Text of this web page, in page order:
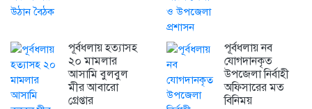
পূর্বধলায় হত্যাসহ
২০ মামলার
আসামি বুলবুল
মীর আবারো
গ্রেপ্তার
পূর্বধলায় নব
যোগদানকৃত
উপজেলা নির্বাহী
অফিসারের মত
বিনিময়